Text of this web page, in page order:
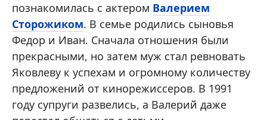
познакомилась с актером Валерием
Сторожиком. В семье родились сыновья
Федор и Иван. Сначала отношения были
прекрасными, но затем муж стал ревновать
Яковлеву к успехам и огромному количеству
предложений от кинорежиссеров. В 1991
году супруги развелись, а Валерий даже